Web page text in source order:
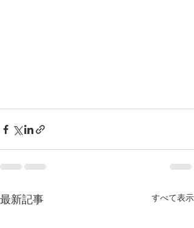
最新記事 すべて表示